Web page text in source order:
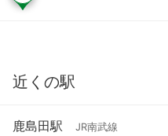
近くの駅
鹿島田駅 JR南武線